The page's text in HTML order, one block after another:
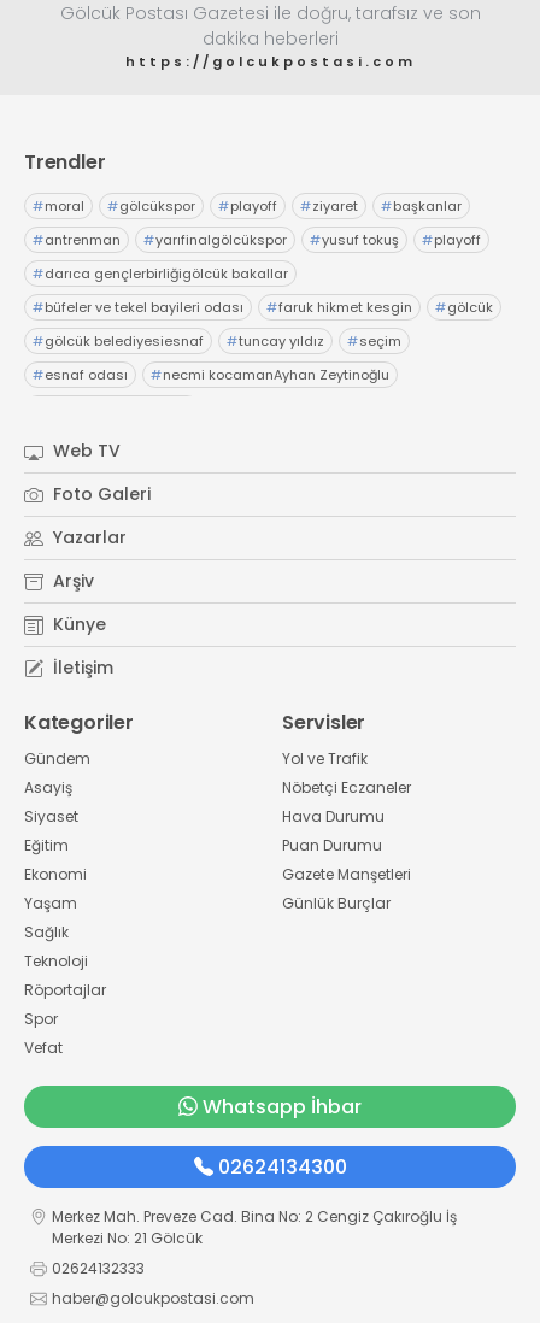
Gölcük Postası Gazetesi ile doğru, tarafsız ve son
dakika heberleri
https://golcukpostasi.com
Trendler
#moral #gölcükspor #playoff #ziyaret #başkanlar
#antrenman #yarıfinalgölcükspor #yusuf tokuş #playoff
#darıca gençlerbirliğigölcük bakallar
#büfeler ve tekel bayileri odası #faruk hikmet kesgin #gölcük
#gölcük belediyesiesnaf #tuncay yıldız #seçim
#esnaf odası #necmi kocamanAyhan Zeytinoğlu
Web TV
Foto Galeri
Yazarlar
Arşiv
Künye
İletişim
Kategoriler
Gündem
Asayiş
Siyaset
Eğitim
Ekonomi
Yaşam
Sağlık
Teknoloji
Röportajlar
Spor
Vefat
Servisler
Yol ve Trafik
Nöbetçi Eczaneler
Hava Durumu
Puan Durumu
Gazete Manşetleri
Günlük Burçlar
Whatsapp İhbar
02624134300
Merkez Mah. Preveze Cad. Bina No: 2 Cengiz Çakıroğlu İş
Merkezi No: 21 Gölcük
02624132333
haber@golcukpostasi.com